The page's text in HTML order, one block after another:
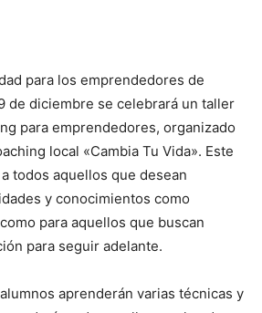
para los emprendedores de
de diciembre se celebrará un taller
para emprendedores, organizado
local «Cambia Tu Vida». Este
todos aquellos que desean
y conocimientos como
para aquellos que buscan
para seguir adelante.
aprenderán varias técnicas y